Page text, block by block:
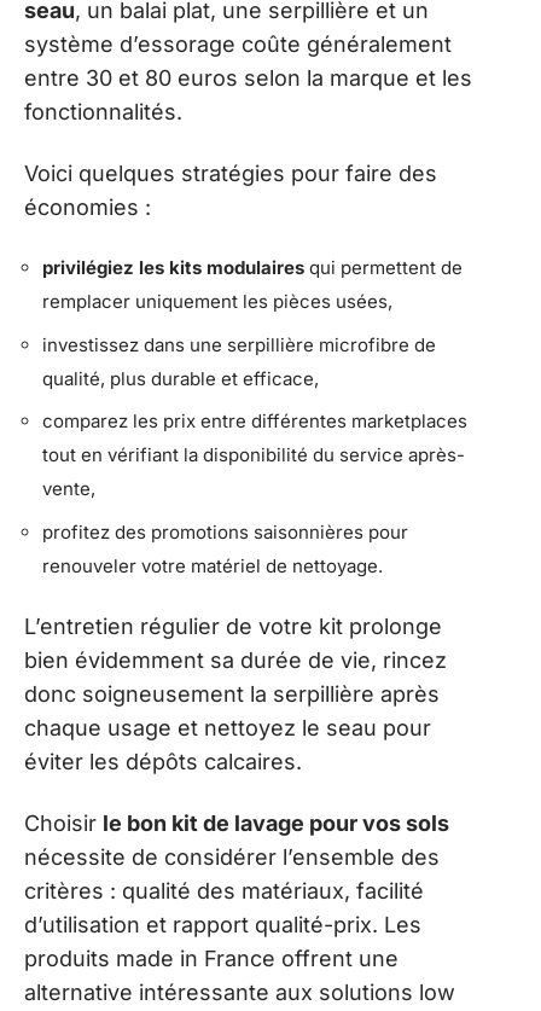
seau, un balai plat, une serpillière et un
système d’essorage coûte généralement
entre 30 et 80 euros selon la marque et les
fonctionnalités.
Voici quelques stratégies pour faire des
économies :
privilégiez les kits modulaires qui permettent de
remplacer uniquement les pièces usées,
investissez dans une serpillière microfibre de
qualité, plus durable et efficace,
comparez les prix entre différentes marketplaces
tout en vérifiant la disponibilité du service après-
vente,
profitez des promotions saisonnières pour
renouveler votre matériel de nettoyage.
L’entretien régulier de votre kit prolonge
bien évidemment sa durée de vie, rincez
donc soigneusement la serpillière après
chaque usage et nettoyez le seau pour
éviter les dépôts calcaires.
Choisir le bon kit de lavage pour vos sols
nécessite de considérer l’ensemble des
critères : qualité des matériaux, facilité
d’utilisation et rapport qualité-prix. Les
produits made in France offrent une
alternative intéressante aux solutions low